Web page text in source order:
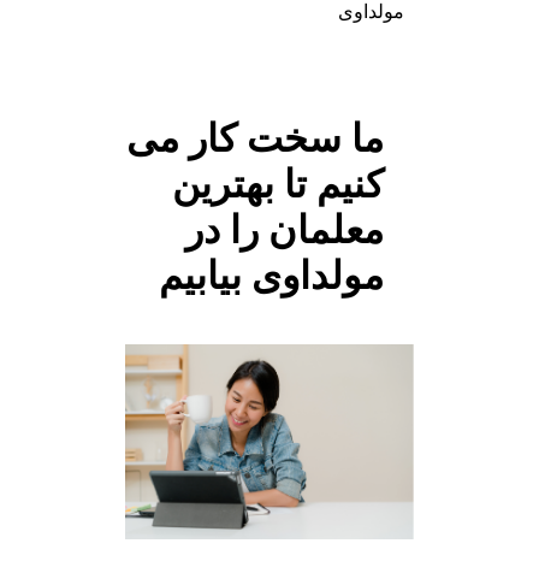
مولداوی
ما سخت کار می
کنیم تا بهترین
معلمان را در
مولداوی بیابیم